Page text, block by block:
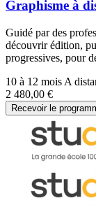
Graphisme à
Guidé par des
découvrir édition,
progressives, pour
10 à 12 mois A
2 480,00 €
Recevoir le